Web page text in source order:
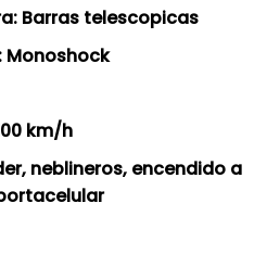
Barras telescopicas
Monoshock
km/h
neblineros, encendido a